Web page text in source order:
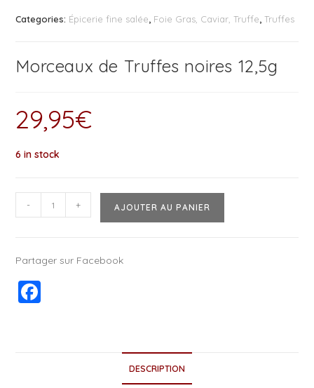
Categories: Épicerie fine salée Foie Gras, Caviar, Truffe ,Truffes
Morceaux de Truffes noires 12,5g
29,95€
6 in stock
- + AJOUTER AU PANIER
Partager sur Facebook
DESCRIPTION